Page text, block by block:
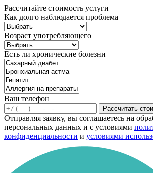
Рассчитайте стоимость услуги
Как долго наблюдается проблема
Возраст употребляющего
Есть ли хронические болезни
Ваш телефон
Рассчитать
Отправляя заявку, вы соглашаетесь на
персональных данных и с условиями
конфиденциальности и условиями